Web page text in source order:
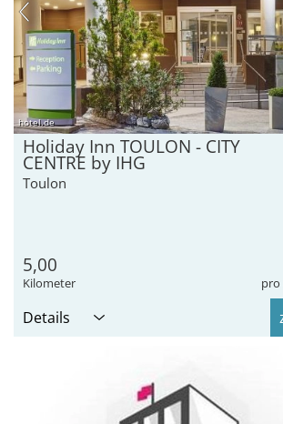
hotel.de
Holiday Inn TOULON - CITY
CENTRE by IHG
Toulon
5,00
Kilometer pro
Details